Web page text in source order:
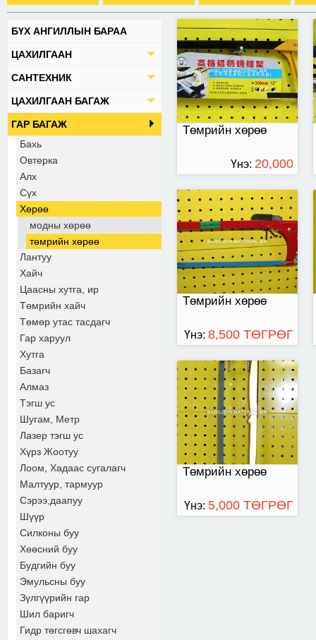
БҮХ АНГИЛЛЫН БАРАА
ЦАХИЛГААН
САНТЕХНИК
ЦАХИЛГААН БАГАЖ
ГАР БАГАЖ
Бахь
Овтерка
Алх
Сүх
Хөрөө
модны хөрөө
төмрийн хөрөө
Лантуу
Хайч
Цаасны хутга, ир
Төмрийн хайч
Төмөр утас тасдагч
Гар харуул
Хутга
Базагч
Алмаз
Тэгш ус
Шугам, Метр
Лазер тэгш ус
Хүрз Жоотуу
Лоом, Хадаас сугалагч
Малтуур, тармуур
Сэрээ,даапуу
Шүүр
Силконы буу
Хөөсний буу
Будгийн буу
Эмульсны буу
Зүлгүүрийн гар
Шил баригч
Гидр төгсгөвч шахагч
Төмрийн хөрөө
Үнэ: 20,000
ТӨГРӨГ
Төмрийн хөрөө
Улаан өнгөтэй
Үнэ: 8,500 ТӨГРӨГ
Төмрийн хөрөө
Төмрийн хөрөө
Үнэ: 5,000 ТӨГРӨГ